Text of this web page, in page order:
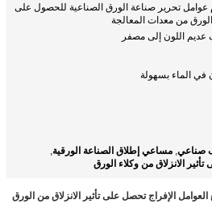
عوامل تحرير صناعة الورق الصناعية للحصول على
الورق من معدات المعالجة
اللون إلى مصفر
في الماء بسهولة
صناعي, مساعي إطلاق الصناعة الورقية,
الانزلاق من وكلاء الورق
الإفراج تحصل على تأثير الانزلاق من الورق